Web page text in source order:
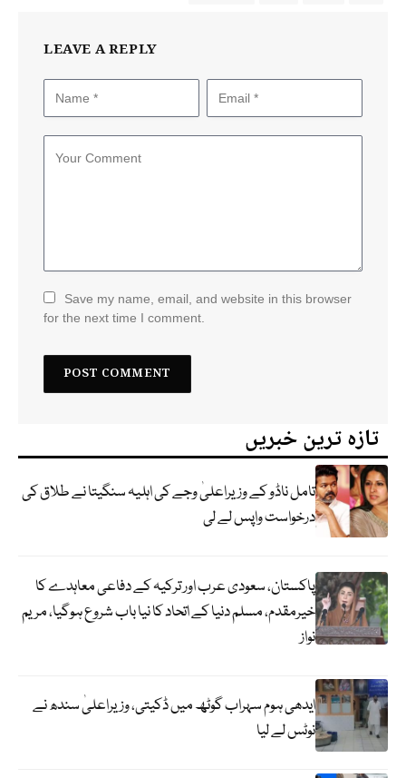
LEAVE A REPLY
Save my name, email, and website in this browser
for the next time I comment.
تازہ ترین خبریں
تامل ناڈو کے وزیراعلیٰ وجے کی اہلیہ سنگیتا نے طلاق کی
درخواست واپس لے لی
پاکستان، سعودی عرب اور ترکیہ کے دفاعی معاہدے کا
خیرمقدم، مسلم دنیا کے اتحاد کا نیا باب شروع ہوگیا، مریم
نواز
ایدھی ہوم سہراب گوٹھ میں ڈکیتی، وزیراعلیٰ سندھ نے
نوٹس لے لیا